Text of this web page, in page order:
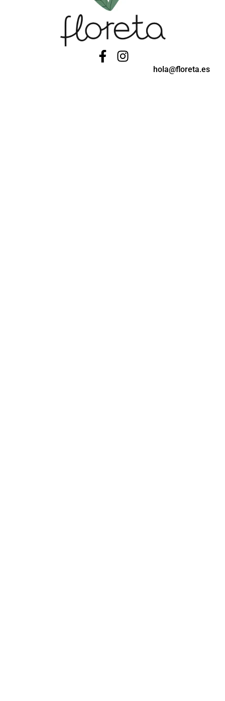
hola@floreta.es